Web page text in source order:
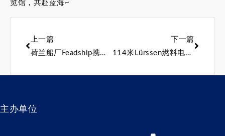
览馆，共赴蓝海~
上一篇
荷兰船厂Feadship携手FM Architettura发布76米游艇概念
下一篇
114米Lürssen燃料电池超级游艇“Cosmos计划”完成海试，临近交付
主办单位